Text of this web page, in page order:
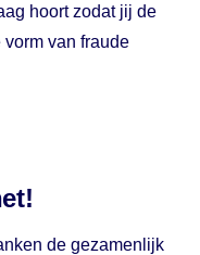
hoort zodat jij de
van fraude
de gezamenlijk